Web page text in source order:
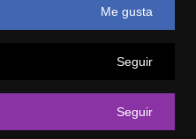
Me gusta
Seguir
Seguir